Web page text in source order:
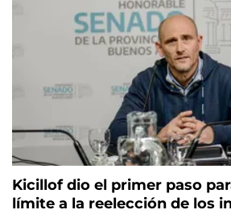
Kicillof dio el primer paso
límite a la reelección de los